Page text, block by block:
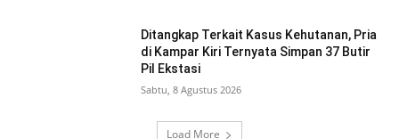
Ditangkap Terkait Kasus Kehutanan, Pria
di Kampar Kiri Ternyata Simpan 37 Butir
Pil Ekstasi
Sabtu, 8 Agustus 2026
Load More